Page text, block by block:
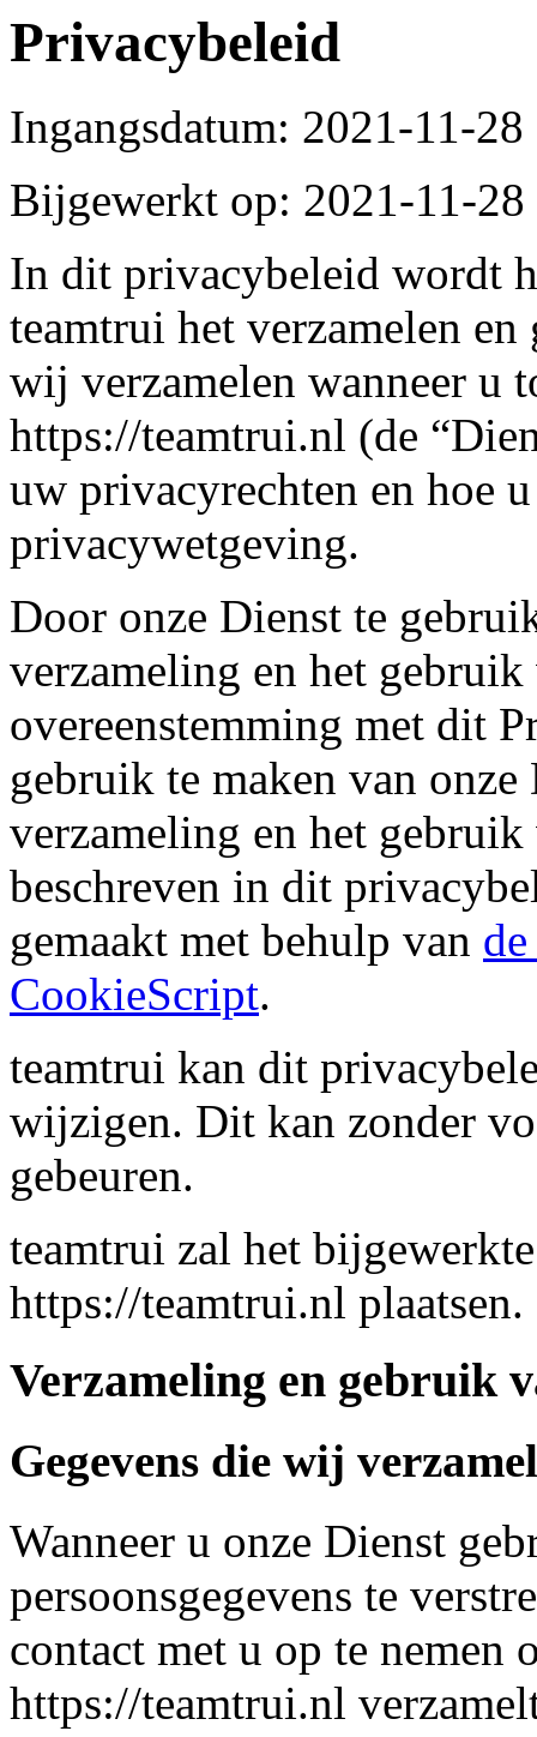
Privacybeleid
Ingangsdatum: 2021-11-28
Bijgewerkt op: 2021-11-28
In dit privacybeleid wordt
teamtrui het verzamelen
wij verzamelen wanneer u
https://teamtrui.nl (de
uw privacyrechten en hoe
privacywetgeving.
Door onze Dienst te
verzameling en het
overeenstemming met dit
gebruik te maken van
verzameling en het
beschreven in dit
gemaakt met behulp van
CookieScript.
teamtrui kan dit
wijzigen. Dit kan zonder
gebeuren.
teamtrui zal het
https://teamtrui.nl plaatsen.
Verzameling en gebruik
Gegevens die wij
Wanneer u onze Dienst
persoonsgegevens te
contact met u op te nemen
https://teamtrui.nl